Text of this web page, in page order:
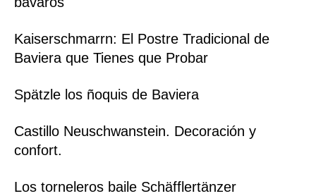
Kaiserschmarrn: El Postre Tradicional de
Baviera que Tienes que Probar
Spätzle los ñoquis de Baviera
Castillo Neuschwanstein. Decoración y
confort.
Los torneleros baile Schäfflertänzer